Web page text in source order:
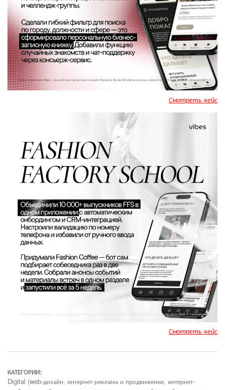
Смотреть кейс
Смотреть кейс
КАТЕГОРИИ:
Digital (web-дизайн, интернет-реклама и продвижение, интернет-